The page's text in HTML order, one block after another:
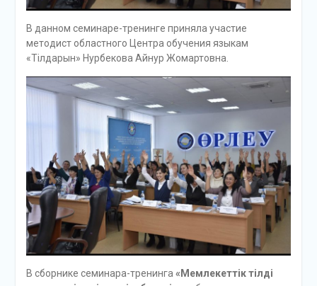
В данном семинаре-тренинге приняла участие
методист областного Центра обучения языкам
«Тілдарын» Нурбекова Айнур Жомартовна.
В сборнике семинара-тренинга «Мемлекеттік тілді